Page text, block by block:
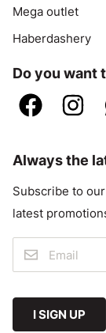
Mega outlet
Haberdashery
Do you want
Always the
Subscribe to
latest
I SIGN UP